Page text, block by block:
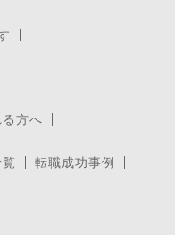
方へ
転職成功事例